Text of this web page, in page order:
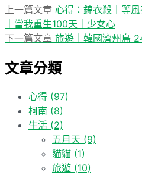
文
章
覽
上一篇文章 上
一
篇
章:
心得：錦衣殺｜等
｜當我重生100天｜少女心
下一篇文章 下
篇
章:
旅遊｜韓國濟州島
文章分類
心得 (97)
柯南 (8)
生活 (2)
五月天 (9)
貓貓 (1)
旅遊 (10)